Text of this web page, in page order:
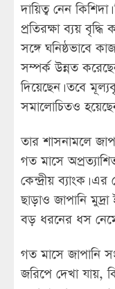
দায়িত্ব নেন
প্রতিরক্ষা ব্যয় বৃদ্ধি
সঙ্গে ঘনিষ্ঠভাবে
সম্পর্ক উন্নত
দিয়েছেন। তবে
সমালোচিতও
তার শাসনামলে
গত মাসে
কেন্দ্রীয় ব্যাংক।
ছাড়াও জাপানি
বড় ধরনের ধস
গত মাসে জাপানি
জরিপে দেখা যায়,